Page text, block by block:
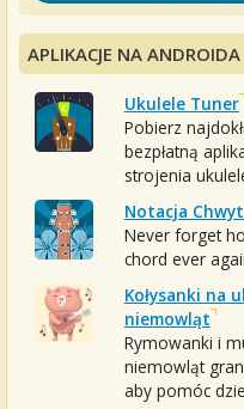
APLIKACJE NA ANDROIDA
Ukulele Tuner
Pobierz
bezpłatną
strojenia
Notacja
Never forget
chord ever
Kołysanki na
niemowląt
Rymowanki i
niemowląt
aby pomóc